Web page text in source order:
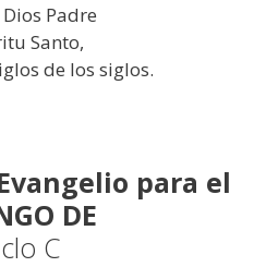
Padre
Santo,
de los siglos.
para el
DE
C